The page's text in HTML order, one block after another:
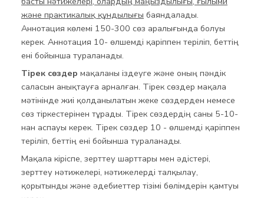
және практикалық құндылығы баяндалады.
Аннотация көлемі 150-300 сөз аралығында болуы
керек. Аннотация 10- өлшемді қаріппен теріліп, беттің
ені бойынша тураланады.
Тірек сөздер мақаланы іздеуге және оның пәндік
саласын анықтауға арналған. Тірек сөздер мақала
мәтінінде жиі қолданылатын жеке сөздерден немесе
сөз тіркестерінен тұрады. Тірек сөздердің саны 5-10-
нан аспауы керек. Тірек сөздер 10 - өлшемді қаріппен
теріліп, беттің ені бойынша тураланады.
Мақала кіріспе, зерттеу шарттары мен әдістері,
зерттеу нәтижелері, нәтижелерді талқылау,
қорытынды және әдебиеттер тізімі бөлімдерін қамтуы